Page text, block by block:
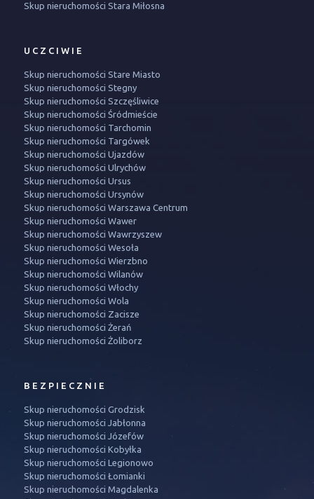
Skup nieruchomości Stara Miłosna
UCZCIWIE
Skup nieruchomości Stare Miasto
Skup nieruchomości Stegny
Skup nieruchomości Szczęśliwice
Skup nieruchomości Śródmieście
Skup nieruchomości Tarchomin
Skup nieruchomości Targówek
Skup nieruchomości Ujazdów
Skup nieruchomości Ulrychów
Skup nieruchomości Ursus
Skup nieruchomości Ursynów
Skup nieruchomości Warszawa Centrum
Skup nieruchomości Wawer
Skup nieruchomości Wawrzyszew
Skup nieruchomości Wesoła
Skup nieruchomości Wierzbno
Skup nieruchomości Wilanów
Skup nieruchomości Włochy
Skup nieruchomości Wola
Skup nieruchomości Zacisze
Skup nieruchomości Żerań
Skup nieruchomości Żoliborz
BEZPIECZNIE
Skup nieruchomości Grodzisk
Skup nieruchomości Jabłonna
Skup nieruchomości Józefów
Skup nieruchomości Kobyłka
Skup nieruchomości Legionowo
Skup nieruchomości Łomianki
Skup nieruchomości Magdalenka